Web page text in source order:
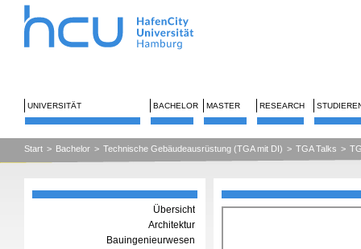
UNIVERSITÄT BACHELOR MASTER RESEARCH
Start > Bachelor > Technische Gebäudeausrüstung (TGA mit DI) > TGA Talks >
Übersicht
Architektur
Bauingenieurwesen